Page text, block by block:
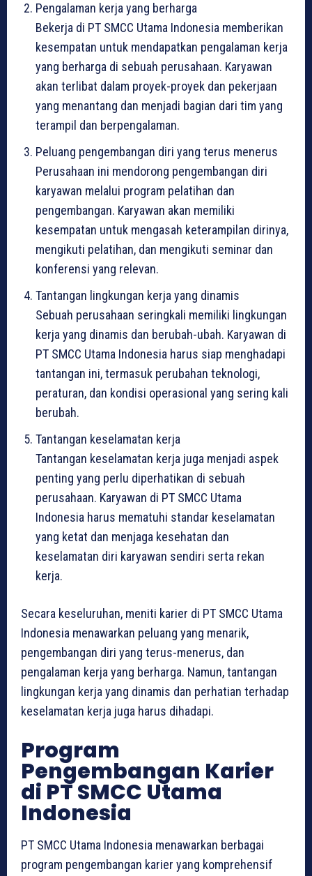
Pengalaman kerja yang berharga
Bekerja di PT SMCC Utama Indonesia memberikan
kesempatan untuk mendapatkan pengalaman kerja
yang berharga di sebuah perusahaan. Karyawan
akan terlibat dalam proyek-proyek dan pekerjaan
yang menantang dan menjadi bagian dari tim yang
terampil dan berpengalaman.
Peluang pengembangan diri yang terus menerus
Perusahaan ini mendorong pengembangan diri
karyawan melalui program pelatihan dan
pengembangan. Karyawan akan memiliki
kesempatan untuk mengasah keterampilan dirinya,
mengikuti pelatihan, dan mengikuti seminar dan
konferensi yang relevan.
Tantangan lingkungan kerja yang dinamis
Sebuah perusahaan seringkali memiliki lingkungan
kerja yang dinamis dan berubah-ubah. Karyawan di
PT SMCC Utama Indonesia harus siap menghadapi
tantangan ini, termasuk perubahan teknologi,
peraturan, dan kondisi operasional yang sering kali
berubah.
Tantangan keselamatan kerja
Tantangan keselamatan kerja juga menjadi aspek
penting yang perlu diperhatikan di sebuah
perusahaan. Karyawan di PT SMCC Utama
Indonesia harus mematuhi standar keselamatan
yang ketat dan menjaga kesehatan dan
keselamatan diri karyawan sendiri serta rekan
kerja.
Secara keseluruhan, meniti karier di PT SMCC Utama
Indonesia menawarkan peluang yang menarik,
pengembangan diri yang terus-menerus, dan
pengalaman kerja yang berharga. Namun, tantangan
lingkungan kerja yang dinamis dan perhatian terhadap
keselamatan kerja juga harus dihadapi.
Program
Pengembangan Karier
di PT SMCC Utama
Indonesia
PT SMCC Utama Indonesia menawarkan berbagai
program pengembangan karier yang komprehensif